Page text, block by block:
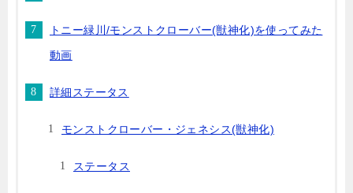
トニー緑川/モンストクローバー(獣神化)を使ってみた
動画
詳細ステータス
モンストクローバー・ジェネシス(獣神化)
ステータス